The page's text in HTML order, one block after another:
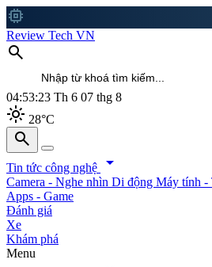
memory
Review Tech VN
search
04:53:26 Th 6 07 thg 8
light_mode 28°C
search
search
Tin tức công nghệ arrow_drop_down
Camera - Nghe nhìn Di động Máy tính -
Apps - Game
Đánh giá
Xe
Khám phá
Menu